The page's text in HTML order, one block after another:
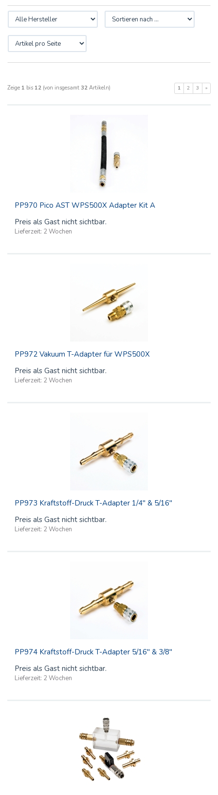
Zeige 1 bis 12 (von insgesamt 32 Artikeln) 1 2 3 »
PP970 Pico AST WPS500X Adapter Kit A
Preis als Gast nicht sichtbar.
Lieferzeit: 2 Wochen
PP972 Vakuum T-Adapter für WPS500X
Preis als Gast nicht sichtbar.
Lieferzeit: 2 Wochen
PP973 Kraftstoff-Druck T-Adapter 1/4" & 5/16"
Preis als Gast nicht sichtbar.
Lieferzeit: 2 Wochen
PP974 Kraftstoff-Druck T-Adapter 5/16" & 3/8"
Preis als Gast nicht sichtbar.
Lieferzeit: 2 Wochen